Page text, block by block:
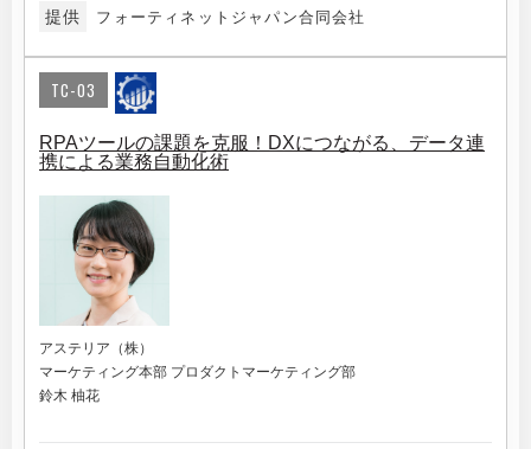
提供 フォーティネットジャパン合同会社
TC-03
RPAツールの課題を克服！DXにつながる、データ連
携による業務自動化術
アステリア（株）
マーケティング本部 プロダクトマーケティング部
鈴木 柚花